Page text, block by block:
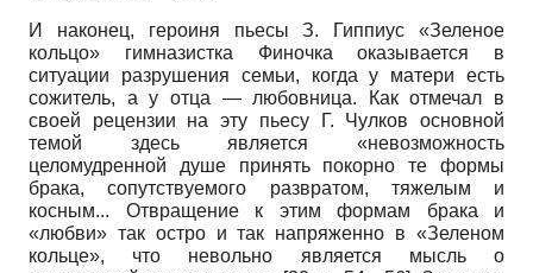
И наконец, героиня пьесы З. Гиппиус «Зеленое
кольцо» гимназистка Финочка оказывается в
ситуации разрушения семьи, когда у матери есть
сожитель, а у отца — любовница. Как отмечал в
своей рецензии на эту пьесу Г. Чулков основной
темой здесь является «невозможность
целомудренной душе принять покорно те формы
брака, сопутствуемого развратом, тяжелым и
косным... Отвращение к этим формам брака и
«любви» так остро и так напряженно в «Зеленом
кольце», что невольно является мысль о